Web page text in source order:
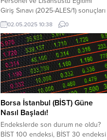
metamfetamin, 90,5 kg skunk,...
Giriş Sınavı (2025-ALES/1) sonuçları
açıklandı. Akademik Personel ve
Lisansüstü Eğitimi Giriş Sınavı’nın
(2025-ALES/1) değerlendirme
işlemleri tamamlandı. Sınav
sonuçları Ölçme, Seçme ve
Yerleştirme Merkezi (ÖSYM)
tarafından duyuruldu. ÖSYM, sınav
sonuçları ile iligili açıklaması şu
şekilde; ”13 Nisan 2025 tarihinde
uygulanan 2025 Akademik
Personel...
02.05.2025 10:38 0
Borsa İstanbul (BİST) Güne
Nasıl Başladı!
Endekslerde son durum ne oldu?
BİST 100 endeksi, BİST 30 endeksi